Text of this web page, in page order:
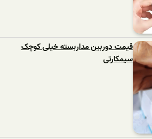
قیمت دوربین مداربسته خیلی کوچک
سیمکارتی